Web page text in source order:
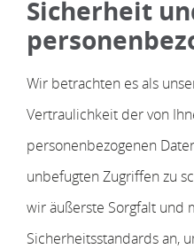
Sicherheit
Wir betrachten es als
Vertraulichkeit der von
personenbezogenen
unbefugten Zugriffen zu
wir äußerste Sorgfalt und
Sicherheitsstandards an,